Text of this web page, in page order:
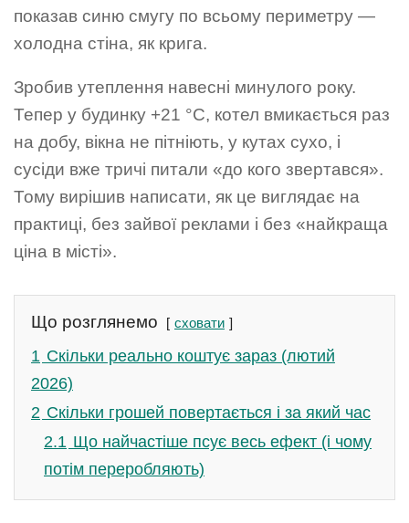
показав синю смугу по всьому периметру —
холодна стіна, як крига.
Зробив утеплення навесні минулого року.
Тепер у будинку +21 °C, котел вмикається раз
на добу, вікна не пітніють, у кутах сухо, і
сусіди вже тричі питали «до кого звертався».
Тому вирішив написати, як це виглядає на
практиці, без зайвої реклами і без «найкраща
ціна в місті».
Що розглянемо сховати
1 Скільки реально коштує зараз (лютий
2026)
2 Скільки грошей повертається і за який час
2.1 Що найчастіше псує весь ефект (і чому
потім переробляють)